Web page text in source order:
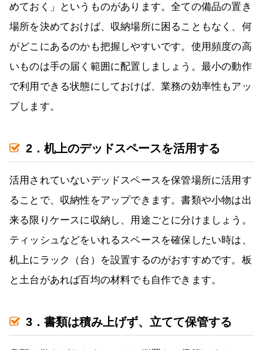
めておく」というものがあります。全ての備品の置き
場所を決めておけば、収納場所に困ることもなく、何
がどこにあるのかも把握しやすいです。使用頻度の高
いものは手の届く範囲に配置しましょう。最小の動作
で利用できる状態にしておけば、業務の効率性もアッ
プします。
2．机上のデッドスペースを活用する
活用されていないデッドスペースを保管場所に活用す
ることで、収納性をアップできます。書類や小物は出
来る限りケースに収納し、用途ごとに分けましょう。
ティッシュなどをいれるスペースを確保したい時は、
机上にラック（台）を設置するのがおすすめです。板
と土台があれば百均の材料でも自作できます。
3．書類は積み上げず、立てて保管する